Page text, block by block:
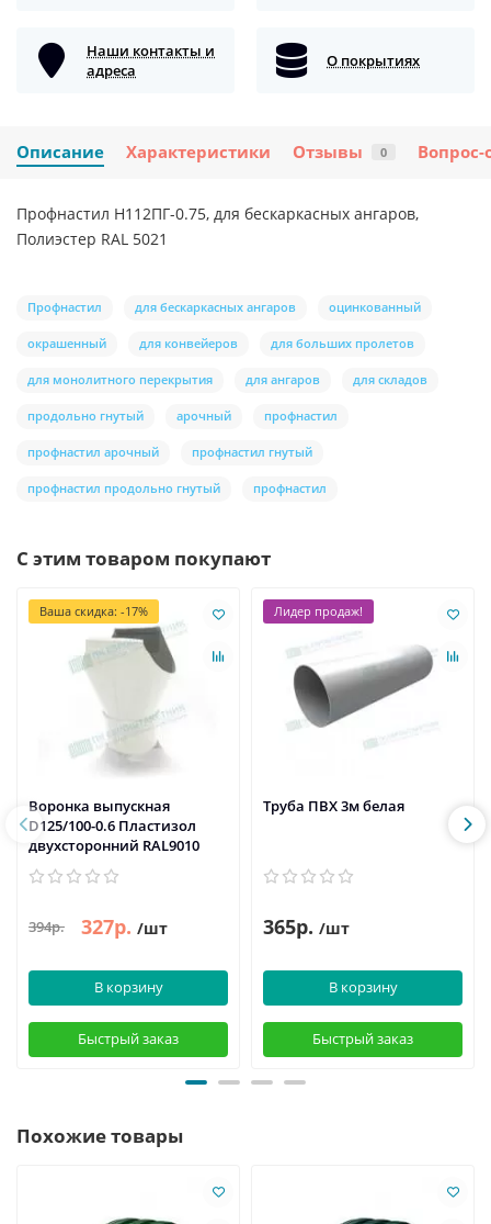
Наши контакты и
адреса
О покрытиях
Описание Характеристики Отзывы 0 Вопрос-
Профнастил H112ПГ-0.75, для бескаркасных ангаров,
Полиэстер RAL 5021
Профнастил для бескаркасных ангаров оцинкованный
окрашенный для конвейеров для больших пролетов
для монолитного перекрытия для ангаров для складов
продольно гнутый арочный профнастил
профнастил арочный профнастил гнутый
профнастил продольно гнутый профнастил
С этим товаром покупают
Ваша скидка: -17%
Воронка выпускная
D125/100-0.6 Пластизол
двухсторонний RAL9010
394р. 327р. /шт
В корзину
Быстрый заказ
Лидер продаж!
Труба ПВХ 3м белая
365р. /шт
В корзину
Быстрый заказ
Похожие товары